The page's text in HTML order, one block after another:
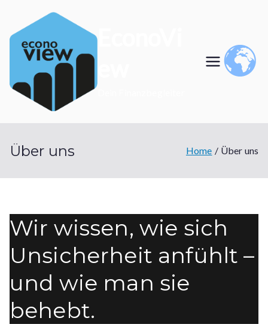
content
EconoVi
Über uns Home Über uns
Wir wissen, wie sich
Unsicherheit anfühlt –
und wie man sie
behebt.